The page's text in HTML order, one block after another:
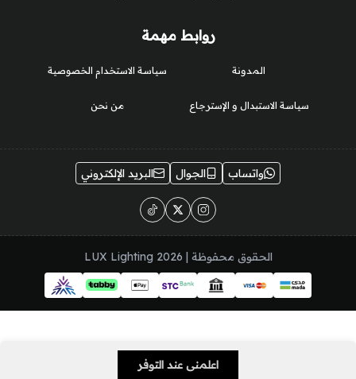
اعلمني عند التوفر
روابط مهمة
المدونة
سياسة الاستبدال و الإسترجاع
سياسة الاستخدام الخصوصية
من نحن
واتساب الجوال البريد الإلكتروني
الحقوق محفوظة | 2026 LUX Lighting